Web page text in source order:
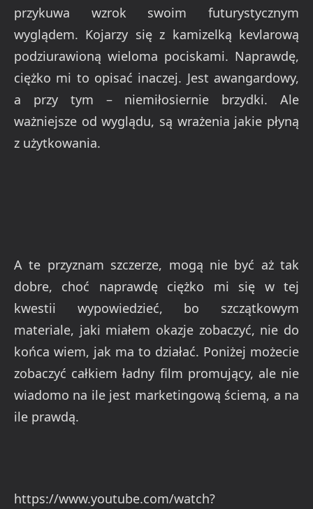
przykuwa wzrok swoim futurystycznym
wyglądem. Kojarzy się z kamizelką kevlarową
podziurawioną wieloma pociskami. Naprawdę,
ciężko mi to opisać inaczej. Jest awangardowy,
a przy tym – niemiłosiernie brzydki. Ale
ważniejsze od wyglądu, są wrażenia jakie płyną
z użytkowania.
A te przyznam szczerze, mogą nie być aż tak
dobre, choć naprawdę ciężko mi się w tej
kwestii wypowiedzieć, bo szczątkowym
materiale, jaki miałem okazje zobaczyć, nie do
końca wiem, jak ma to działać. Poniżej możecie
zobaczyć całkiem ładny film promujący, ale nie
wiadomo na ile jest marketingową ściemą, a na
ile prawdą.
https://www.youtube.com/watch?